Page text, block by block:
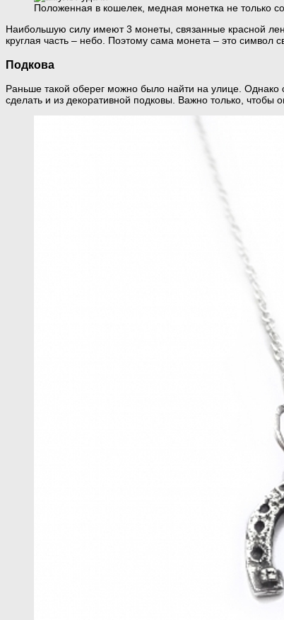
Положенная в кошелек, медная монетка не только
Наибольшую силу имеют 3 монеты, связанные красной
круглая часть – небо. Поэтому сама монета – это символ
Подкова
Раньше такой оберег можно было найти на улице. Однако
сделать и из декоративной подковы. Важно только, чтобы